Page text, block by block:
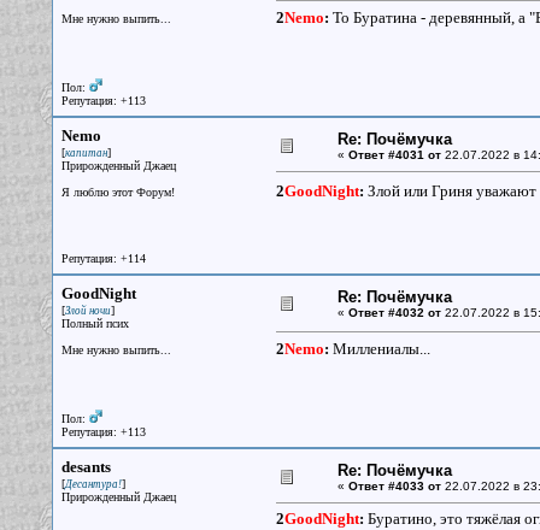
Мне нужно выпить...
Пол:
Репутация: +113
2Nemo: То Буратина - деревянный, а
Nemo
[капитан]
Прирожденный Джаец
Я люблю этот Форум!
Репутация: +114
Re: Почёмучка
« Ответ #4031 от22.07.2022 в
2GoodNight: Злой или Гриня
GoodNight
[Злой ночи]
Полный псих
Мне нужно выпить...
Пол:
Репутация: +113
Re: Почёмучка
« Ответ #4032 от22.07.2022 в
2Nemo: Миллениалы...
desants
[Десантура!]
Прирожденный Джаец
Re: Почёмучка
« Ответ #4033 от22.07.2022 в
2GoodNight: Буратино, это тяжёлая